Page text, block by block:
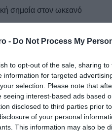
- Do Not Process My
to opt-out of the sale, sharing
information for targeted
selection. Please note that
seeing interest-based ads based
disclosed to third parties prior
of your personal
This information may also be
σημαία στον ωκεανό
κοινωνική δύναμη και εν
όλες τις οικογένειες, που
χρόνια διάπλατα τις
συμφερόντων
τα οποία αν είναι